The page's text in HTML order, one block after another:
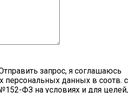
запрос, я соглашаюсь
персональных данных в соотв. с
ФЗ на условиях и для целей,